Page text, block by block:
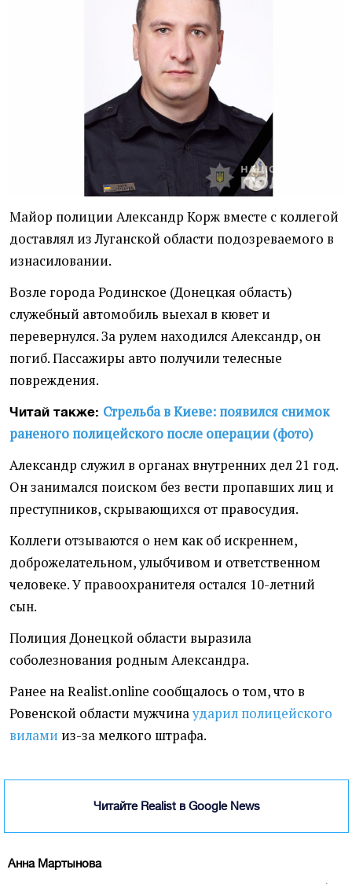
Майор полиции Александр Корж вместе с коллегой
доставлял из Луганской области подозреваемого в
изнасиловании.
Возле города Родинское (Донецкая область)
служебный автомобиль выехал в кювет и
перевернулся. За рулем находился Александр, он
погиб. Пассажиры авто получили телесные
повреждения.
Читай также: Стрельба в Киеве: появился снимок
раненого полицейского после операции (фото)
Александр служил в органах внутренних дел 21 год.
Он занимался поиском без вести пропавших лиц и
преступников, скрывающихся от правосудия.
Коллеги отзываются о нем как об искреннем,
доброжелательном, улыбчивом и ответственном
человеке. У правоохранителя остался 10-летний
сын.
Полиция Донецкой области выразила
соболезнования родным Александра.
Ранее на Realist.online сообщалось о том, что в
Ровенской области мужчинаударил полицейского
вилами из-за мелкого штрафа.
Читайте Realist в Google News
Анна Мартынова